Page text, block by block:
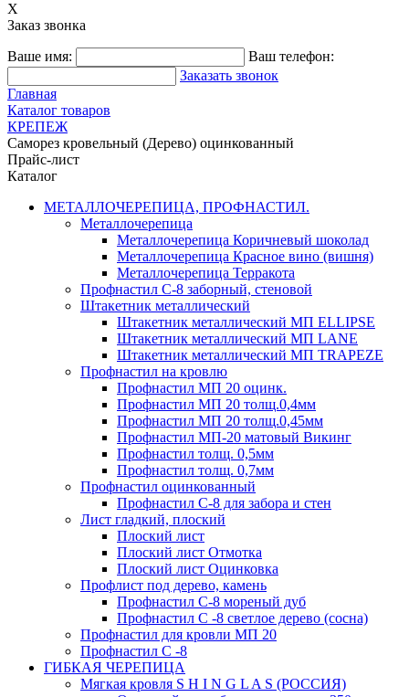
X
Заказ звонка
Ваше имя:
Ваш телефон:
Заказать звонок
Главная
Каталог товаров
КРЕПЕЖ
Саморез кровельный (Дерево) оцинкованный
Прайс-лист
Каталог
МЕТАЛЛОЧЕРЕПИЦА, ПРОФНАСТИЛ.
Металлочерепица
Металлочерепица Коричневый шоколад
Металлочерепица Красное вино (вишня)
Металлочерепица Терракота
Профнастил С-8 заборный, стеновой
Штакетник металлический
Штакетник металлический МП ELLIPSE
Штакетник металлический МП LАNE
Штакетник металлический МП TRAPEZE
Профнастил на кровлю
Профнастил МП 20 оцинк.
Профнастил МП 20 толщ.0,4мм
Профнастил МП 20 толщ.0,45мм
Профнастил МП-20 матовый Викинг
Профнастил толщ. 0,5мм
Профнастил толщ. 0,7мм
Профнастил оцинкованный
Профнастил С-8 для забора и стен
Лист гладкий, плоский
Плоский лист
Плоский лист Отмотка
Плоский лист Оцинковка
Профлист под дерево, камень
Профнастил С-8 мореный дуб
Профнастил С -8 светлое дерево (сосна)
Профнастил для кровли МП 20
Профнастил С -8
ГИБКАЯ ЧЕРЕПИЦА
Мягкая кровля S H I N G L A S (РОССИЯ)